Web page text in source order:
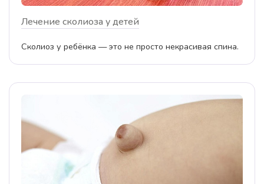
Лечение сколиоза у детей
Сколиоз у ребёнка — это не просто некрасивая спина.